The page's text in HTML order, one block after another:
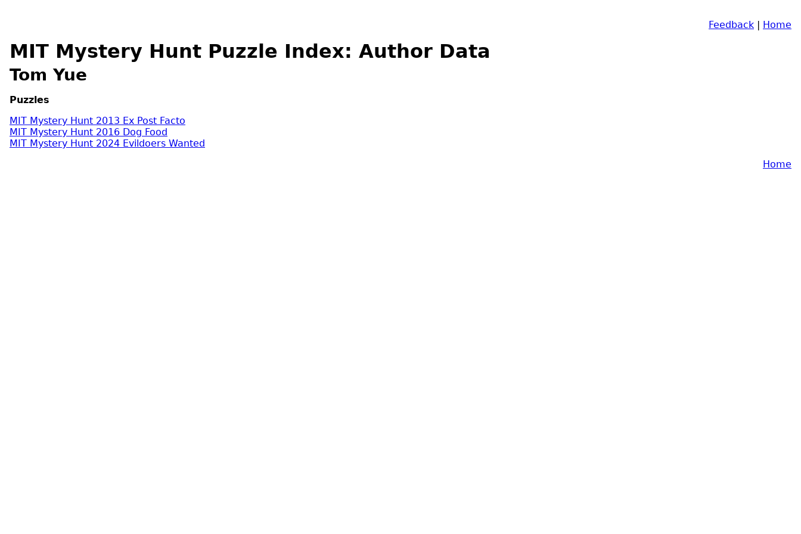
Feedback | Home
MIT Mystery Hunt Puzzle Index: Author Data
Tom Yue
Puzzles
MIT Mystery Hunt 2013 Ex Post Facto
MIT Mystery Hunt 2016 Dog Food
MIT Mystery Hunt 2024 Evildoers Wanted
Home